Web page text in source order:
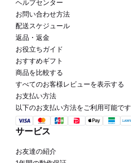
ヘルプセンター
お問い合わせ方法
配送スケジュール
返品・返金
お役立ちガイド
おすすめギフト
商品を比較する
すべてのお客様レビューを表示する
お支払い方法
以下のお支払い方法をご利用可能です
サービス
お友達の紹介